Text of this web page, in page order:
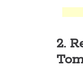
2.